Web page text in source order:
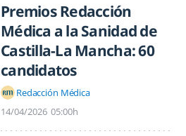
Premios Redacción
Médica a la Sanidad de
Castilla-La Mancha: 60
candidatos
Redacción Médica
14/04/2026 05:00h